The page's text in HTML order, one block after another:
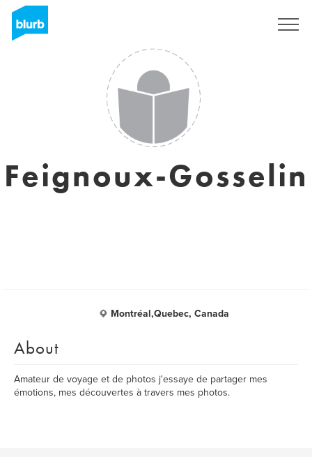
Feignoux-Gosselin
Montréal,Quebec, Canada
About
Amateur de voyage et de photos j'essaye de partager mes
émotions, mes découvertes à travers mes photos.